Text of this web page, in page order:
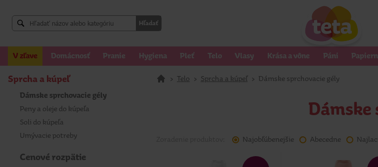
Hľadať
V zľave Domácnosť Pranie Hygiena Pleť Telo Vlasy Krása a vône Páni
Sprcha a kúpeľ
Dámske sprchovacie gély
Peny a oleje do kúpeľa
Soli do kúpeľa
Umývacie potreby
Cenové rozpätie
> Telo > Sprcha a kúpeľ > Dámske sprchovacie gély
Dámske
Najobľúbenejšie Abecedne